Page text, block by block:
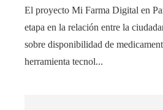
El proyecto Mi Farma Digital en
etapa en la relación entre la
sobre disponibilidad de
herramienta tecnol...